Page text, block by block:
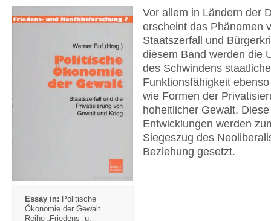
Essay in: Politische
Ökonomie der Gewalt.
Reihe „Friedens- u.
Vor allem in Ländern der
erscheint das Phänomen
Staatszerfall und
diesem Band werden die
des Schwindens
Funktionsfähigkeit
wie Formen der
hoheitlicher Gewalt. Diese
Entwicklungen werden
Siegeszug des
Beziehung gesetzt.